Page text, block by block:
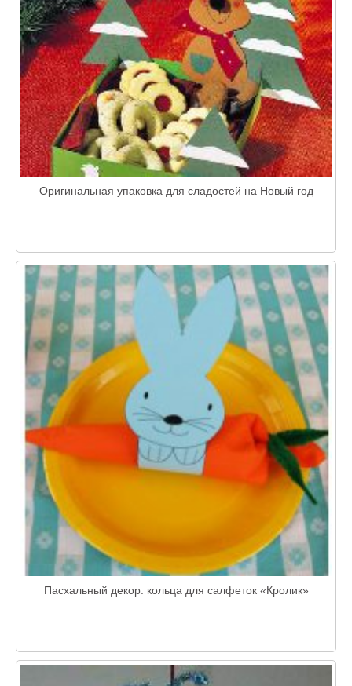
Оригинальная упаковка для сладостей на Новый год
Пасхальный декор: кольца для салфеток «Кролик»